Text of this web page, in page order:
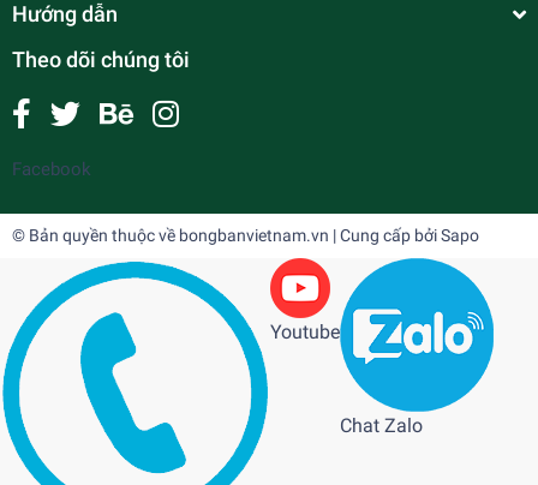
Hướng dẫn
Theo dõi chúng tôi
Facebook
© Bản quyền thuộc về bongbanvietnam.vn | Cung cấp bởiSapo
Youtube
Chat Zalo